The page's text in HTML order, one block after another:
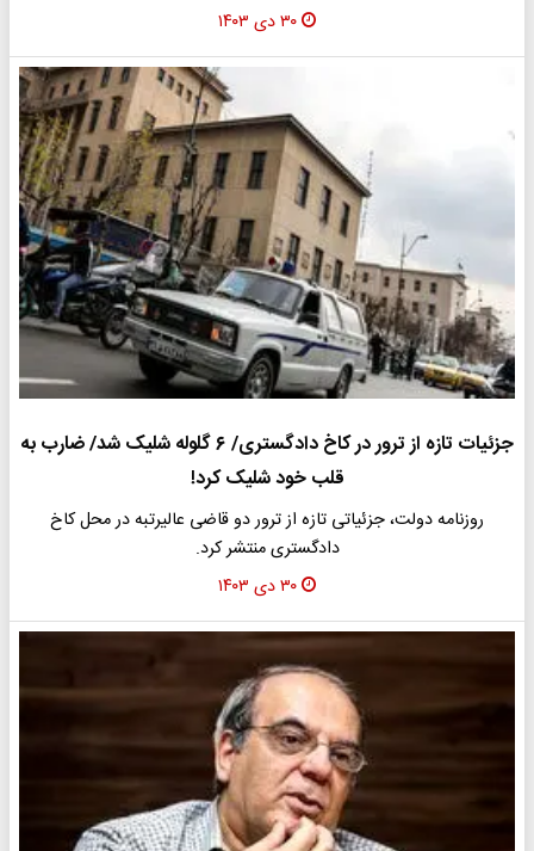
۳۰ دی ۱۴۰۳
جزئیات تازه از ترور در کاخ دادگستری/ ۶ گلوله شلیک شد/ ضارب به
قلب خود شلیک کرد!
روزنامه دولت، جزئیاتی تازه از ترور دو قاضی عالیرتبه در محل کاخ
دادگستری منتشر کرد.
۳۰ دی ۱۴۰۳